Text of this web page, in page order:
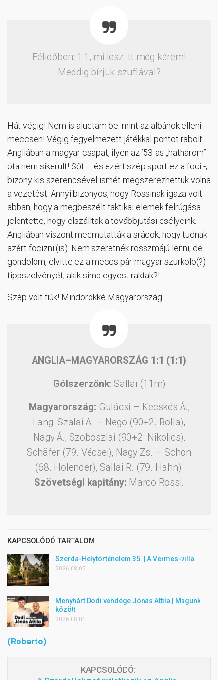
Félidőben: 1:1, mi lesz itt még kérem!
Meddig bírjuk szuflával?
Hát végig! Nem is aludtam be, mint az albánok elleni
meccsen! Végig fegyelmezett játékkal pontot rabolt
Angliában a magyar csapat, ilyen az ’53-as „hathárom”
óta nem sikerült! Sőt – és ezért szép sport ez a foci -,
bizony kis szerencsével ismét megszerezhettük volna
a vezetést. Annyi bizonyos, hogy Rossinak igaza volt
abban, hogy a megbeszélt taktikai elemek felrúgása
jelentette, hogy elszálltak a továbbjutási esélyeink.
Angliában viszont megmutatták a srácok, hogy tudnak
azért focizni (is). Nem szeretnék rosszmájú lenni, de
gondolom, elvitte ez a meccs pár magyar szurkoló(?)
tippszelvényét, akik sima egyest raktak?!
Szép volt fiúk! Mindörökké Magyarország!
ANGLIA–MAGYARORSZÁG 1:1 (1:1)
Gólszerzőnk: Sallai (11m)
Magyarország: Gulácsi – Kecskés Á.,
Lang, Szalai A. – Nego (90+2. Bolla),
Nagy Á., Szoboszlai (90+2. Nikolics),
Schäfer (79. Vécsei), Nagy Zs. – Schön
(68. Holender), Sallai R. (79. Hahn).
Szövetségi kapitány: Marco Rossi.
KAPCSOLÓDÓ TARTALOM
Szerda-Helytörténelem 35. | A Vermes-villa
2026.08.05.
Menyhárt Dodi vendége Jónás Attila | Magunk
között
2026.08.01.
(Roberto)
KAPCSOLÓDÓ: